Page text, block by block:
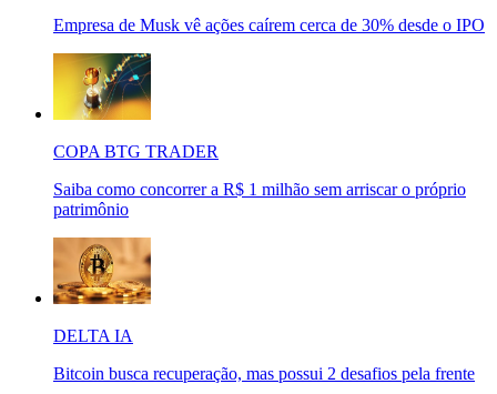
Empresa de Musk vê ações caírem cerca de 30% desde o IPO
COPA BTG TRADER
Saiba como concorrer a R$ 1 milhão sem arriscar o próprio
patrimônio
DELTA IA
Bitcoin busca recuperação, mas possui 2 desafios pela frente